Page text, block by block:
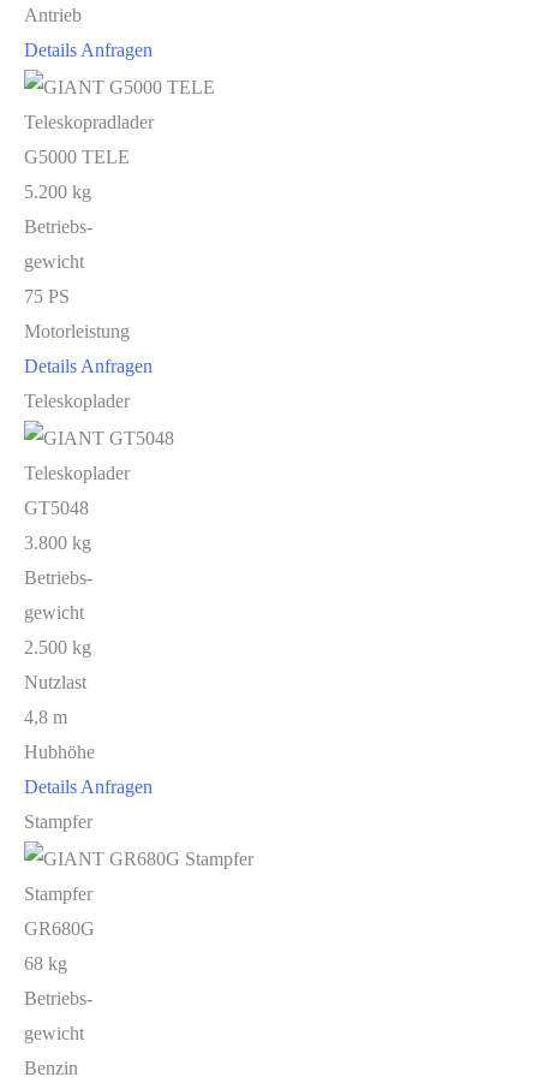
Antrieb
DetailsAnfragen
Teleskopradlader
G5000 TELE
5.200 kg
Betriebs-
gewicht
75 PS
Motorleistung
Details Anfragen
Teleskoplader
Teleskoplader
GT5048
3.800 kg
Betriebs-
gewicht
2.500 kg
Nutzlast
4,8 m
Hubhöhe
Details Anfragen
Stampfer
Stampfer
GR680G
68 kg
Betriebs-
gewicht
Benzin